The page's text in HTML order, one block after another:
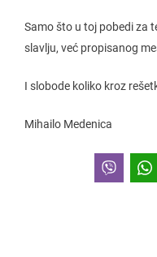
Samo što u toj pobedi za
slavlju, već propisanog
I slobode koliko kroz
Mihailo Medenica